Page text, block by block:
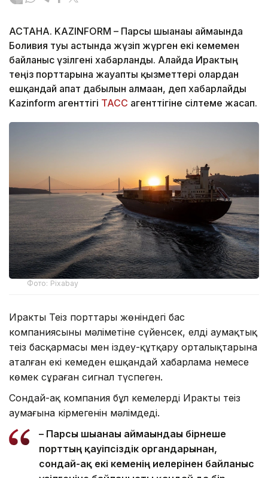
АСТАНА. KAZINFORM – Парсы шығанағы аймағында
Боливия туы астында жүзіп жүрген екі кемемен
байланыс үзілгені хабарланды. Алайда Ирактың
теңіз порттарына жауапты қызметтері олардан
ешқандай апат дабылын алмаған, деп хабарлайды
Kazinform агенттігі ТАСС агенттігіне сілтеме жасап.
Фото: Pixabay
Ирактың Теңіз порттары жөніндегі бас
компаниясының мәліметіне сүйенсек, елдің аумақтық
теңіз басқармасы мен іздеу-құтқару орталықтарына
аталған екі кемеден ешқандай хабарлама немесе
көмек сұраған сигнал түспеген.
Сондай-ақ компания бұл кемелердің Ирактың теңіз
аумағына кірмегенін мәлімдеді.
– Парсы шығанағы аймағындағы бірнеше
порттың қауіпсіздік органдарынан,
сондай-ақ екі кеменің иелерінен байланыс